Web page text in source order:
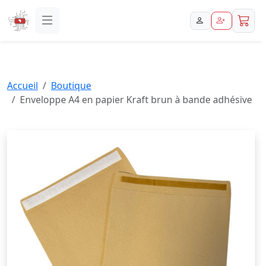
Accueil
Boutique
Enveloppe A4 en papier Kraft brun à bande adhésive